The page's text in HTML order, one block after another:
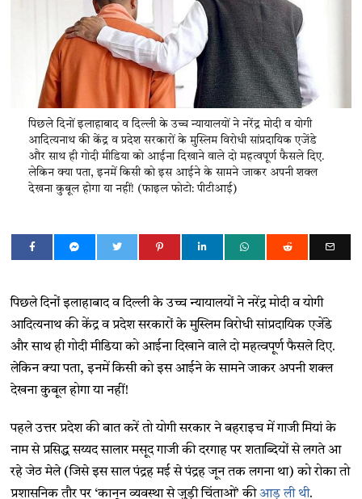
पिछले दिनों इलाहाबाद व दिल्ली के उच्च न्यायालयों ने नरेंद्र मोदी व योगी
आदित्यनाथ की केंद्र व प्रदेश सरकारों के मुस्लिम विरोधी सांप्रदायिक एजेंडे
और साथ ही गोदी मीडिया को आईना दिखाने वाले दो महत्वपूर्ण फैसले दिए.
लेकिन क्या पता, इनमें किसी को इस आईने के सामने जाकर अपनी शक्ल
देखना कुबूल होगा या नहीं! (फाइल फोटो: पीटीआई)
पिछले दिनों इलाहाबाद व दिल्ली के उच्च न्यायालयों ने नरेंद्र मोदी व योगी
आदित्यनाथ की केंद्र व प्रदेश सरकारों के मुस्लिम विरोधी सांप्रदायिक एजेंडे
और साथ ही गोदी मीडिया को आईना दिखाने वाले दो महत्वपूर्ण फैसले दिए.
लेकिन क्या पता, इनमें किसी को इस आईने के सामने जाकर अपनी शक्ल
देखना कुबूल होगा या नहीं!
पहले उत्तर प्रदेश की बात करें तो योगी सरकार ने बहराइच में गाजी मियां के
नाम से प्रसिद्ध सय्यद सालार मसूद गाजी की दरगाह पर शताब्दियों से लगते आ
रहे जेठ मेले (जिसे इस साल पंद्रह मई से पंद्रह जून तक लगना था) को रोका तो
प्रशासनिक तौर पर ‘कानून व्यवस्था से जुड़ी चिंताओं’ कीआड़ ली थी.